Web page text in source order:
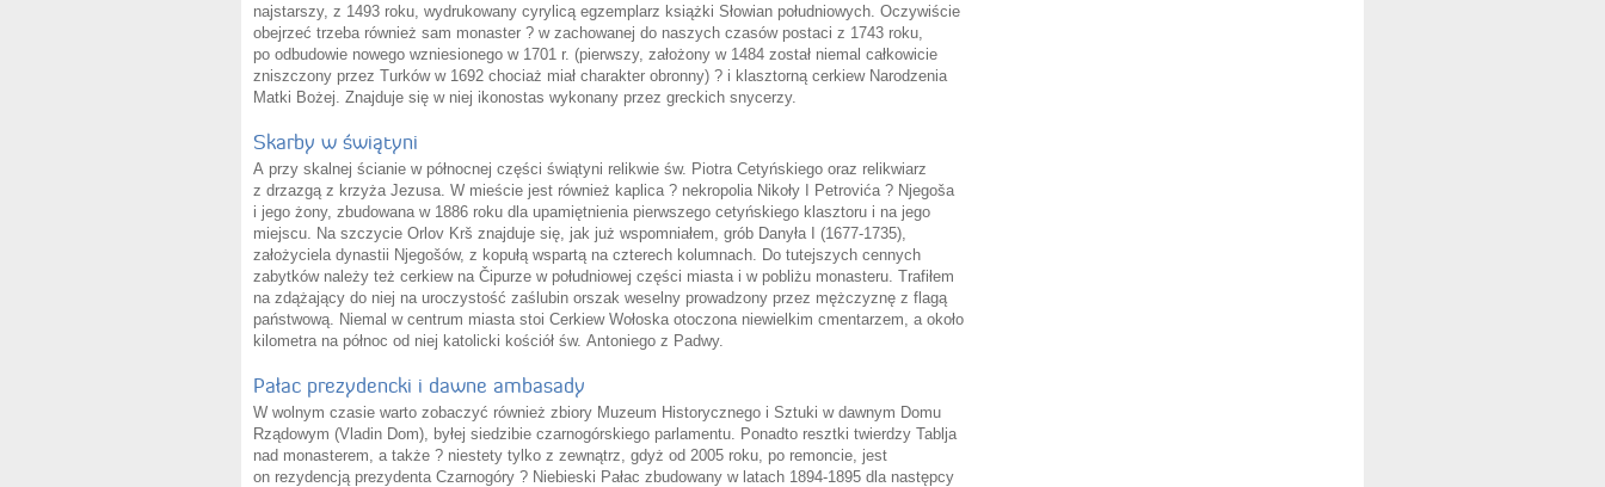
najstarszy, z 1493 roku, wydrukowany cyrylicą egzemplarz książki Słowian południowych. Oczywiście
obejrzeć trzeba również sam monaster ? w zachowanej do naszych czasów postaci z 1743 roku,
po odbudowie nowego wzniesionego w 1701 r. (pierwszy, założony w 1484 został niemal całkowicie
zniszczony przez Turków w 1692 chociaż miał charakter obronny) ? i klasztorną cerkiew Narodzenia
Matki Bożej. Znajduje się w niej ikonostas wykonany przez greckich snycerzy.
Skarby w świątyni
A przy skalnej ścianie w północnej części świątyni relikwie św. Piotra Cetyńskiego oraz relikwiarz
z drzazgą z krzyża Jezusa. W mieście jest również kaplica ? nekropolia Nikoły I Petrovića ? Njegoša
i jego żony, zbudowana w 1886 roku dla upamiętnienia pierwszego cetyńskiego klasztoru i na jego
miejscu. Na szczycie Orlov Krš znajduje się, jak już wspomniałem, grób Danyła I (1677-1735),
założyciela dynastii Njegošów, z kopułą wspartą na czterech kolumnach. Do tutejszych cennych
zabytków należy też cerkiew na Čipurze w południowej części miasta i w pobliżu monasteru. Trafiłem
na zdążający do niej na uroczystość zaślubin orszak weselny prowadzony przez mężczyznę z flagą
państwową. Niemal w centrum miasta stoi Cerkiew Wołoska otoczona niewielkim cmentarzem, a około
kilometra na północ od niej katolicki kościół św. Antoniego z Padwy.
Pałac prezydencki i dawne ambasady
W wolnym czasie warto zobaczyć również zbiory Muzeum Historycznego i Sztuki w dawnym Domu
Rządowym (Vladin Dom), byłej siedzibie czarnogórskiego parlamentu. Ponadto resztki twierdzy Tablja
nad monasterem, a także ? niestety tylko z zewnątrz, gdyż od 2005 roku, po remoncie, jest
on rezydencją prezydenta Czarnogóry ? Niebieski Pałac zbudowany w latach 1894-1895 dla następcy